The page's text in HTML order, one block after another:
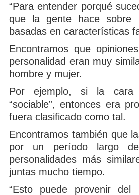
“Para entender porqué
que la gente hace sobre
basadas en características
Encontramos que
personalidad eran muy
hombre y mujer.
Por ejemplo, si la cara
“sociable”, entonces era
fuera clasificado como tal.
Encontramos también que
por un período largo
personalidades más
juntas mucho tiempo.
“Esto puede provenir del